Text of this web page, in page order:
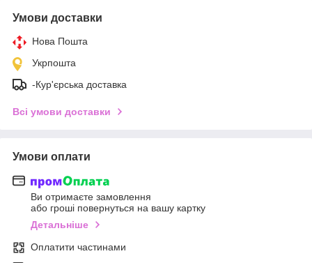
Умови доставки
Нова Пошта
Укрпошта
-Кур'єрська доставка
Всі умови доставки
Умови оплати
Ви отримаєте замовлення
або гроші повернуться на вашу картку
Детальніше
Оплатити частинами